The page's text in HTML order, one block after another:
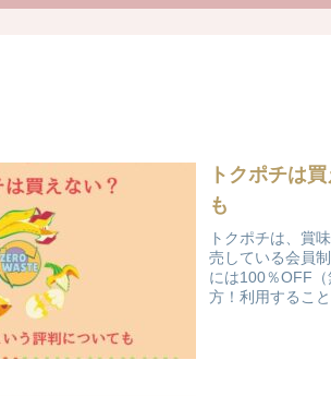
トクポチは
も
トクポチは、賞
売している会員
には100％OFF
方！利用するこ